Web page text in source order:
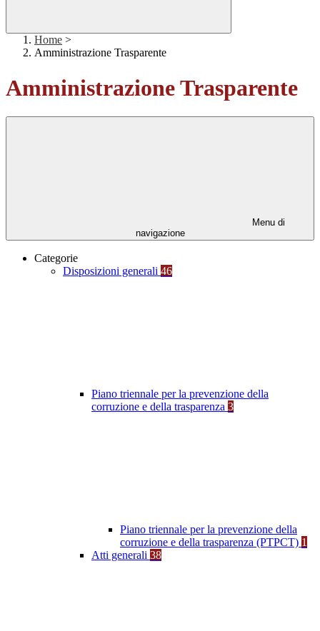
Home >
Amministrazione Trasparente
Amministrazione Trasparente
Menu di
navigazione
Categorie
Disposizioni generali 46
Piano triennale per la prevenzione della
corruzione e della trasparenza 3
Piano triennale per la prevenzione della
corruzione e della trasparenza (PTPCT) 1
Atti generali 38